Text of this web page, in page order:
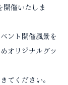
催いたしま
ント開催風景を
オリジナルグッ
てください。